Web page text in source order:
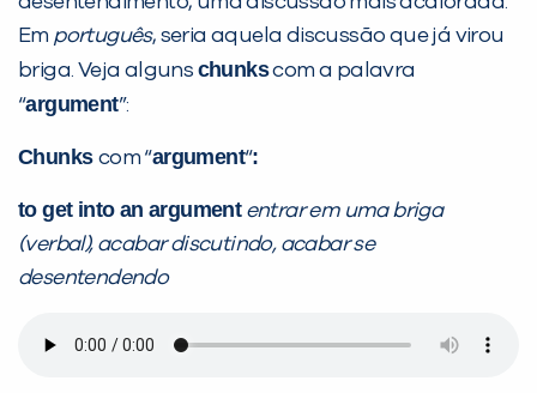
Em português, seria aquela discussão que já virou
briga. Veja alguns chunkscom a palavra
“argument”:
Chunks com “argument“:
to get into an argument entrar em uma briga
(verbal), acabar discutindo, acabar se
desentendendo